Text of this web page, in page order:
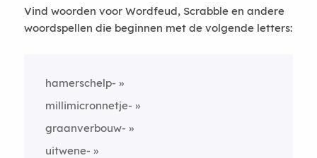
Vind woorden voor Wordfeud, Scrabble en andere
woordspellen die beginnen met de volgende letters:
hamerschelp-
millimicronnetje-
graanverbouw-
uitwene-